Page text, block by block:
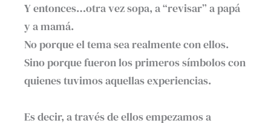
Y entonces…otra vez sopa, a “revisar” a papá
y a mamá.⁣
No porque el tema sea realmente con ellos.⁣
Sino porque fueron los primeros símbolos con
quienes tuvimos aquellas experiencias.⁣
Es decir, a través de ellos empezamos a